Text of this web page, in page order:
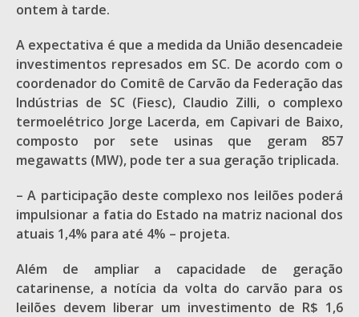
ontem à tarde.
A expectativa é que a medida da União desencadeie
investimentos represados em SC. De acordo com o
coordenador do Comitê de Carvão da Federação das
Indústrias de SC (Fiesc), Claudio Zilli, o complexo
termoelétrico Jorge Lacerda, em Capivari de Baixo,
composto por sete usinas que geram 857
megawatts (MW), pode ter a sua geração triplicada.
– A participação deste complexo nos leilões poderá
impulsionar a fatia do Estado na matriz nacional dos
atuais 1,4% para até 4% – projeta.
Além de ampliar a capacidade de geração
catarinense, a notícia da volta do carvão para os
leilões devem liberar um investimento de R$ 1,6